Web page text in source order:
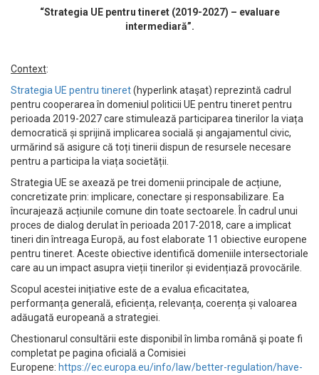
“Strategia UE pentru tineret (2019-2027) – evaluare
intermediară”.
Context:
Strategia UE pentru tineret(hyperlink ataşat) reprezintă cadrul
pentru cooperarea în domeniul politicii UE pentru tineret pentru
perioada 2019-2027 care stimulează participarea tinerilor la viața
democratică și sprijină implicarea socială și angajamentul civic,
urmărind să asigure că toți tinerii dispun de resursele necesare
pentru a participa la viața societății.
Strategia UE se axează pe trei domenii principale de acțiune,
concretizate prin: implicare, conectare și responsabilizare. Ea
încurajează acțiunile comune din toate sectoarele. În cadrul unui
proces de dialog derulat în perioada 2017-2018, care a implicat
tineri din întreaga Europă, au fost elaborate 11 obiective europene
pentru tineret. Aceste obiective identifică domeniile intersectoriale
care au un impact asupra vieții tinerilor și evidențiază provocările.
Scopul acestei inițiative este de a evalua eficacitatea,
performanța generală, eficiența, relevanța, coerența și valoarea
adăugată europeană a strategiei.
Chestionarul consultării este disponibil în limba română şi poate fi
completat pe pagina oficială a Comisiei
Europene: https://ec.europa.eu/info/law/better-regulation/have-